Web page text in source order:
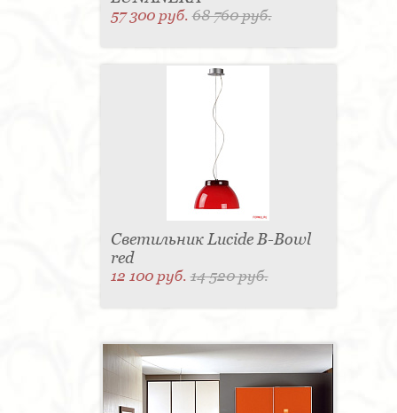
57 300 руб.68 760 руб.
Светильник Lucide B-Bowl
red
12 100 руб.14 520 руб.